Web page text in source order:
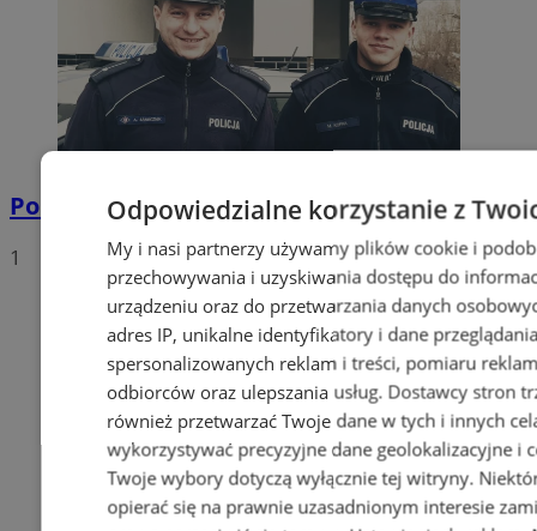
Policyjna eskorta na porodówkę
1
Odpowiedzialne korzystanie z
My i nasi partnerzy używamy plików cookie i
przechowywania i uzyskiwania dostępu do
urządzeniu oraz do przetwarzania danych
adres IP, unikalne identyfikatory i dane
spersonalizowanych reklam i treści, pomiaru
odbiorców oraz ulepszania usług. Dostawcy stron
również przetwarzać Twoje dane w tych i innych
wykorzystywać precyzyjne dane geolokalizacyjne i
Twoje wybory dotyczą wyłącznie tej witryny.
opierać się na prawnie uzasadnionym interesie